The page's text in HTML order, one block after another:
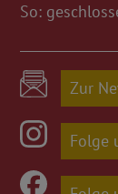
So:
Zur
Folge